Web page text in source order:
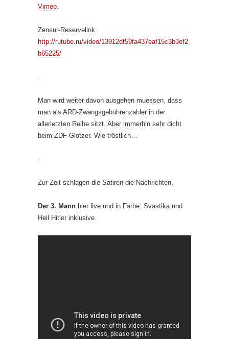
Vimeo.
Zensur-Reservelink:
http://rutube.ru/video/13912df59fa437eaf15c3b3ef2
b65225/
.
Man wird weiter davon ausgehen muessen, dass
man als ARD-Zwangsgebührenzahler in der
allerletzten Reihe sitzt. Aber immerhin sehr dicht
beim ZDF-Glotzer. Wie tröstlich…
.
Zur Zeit schlagen die Satiren die Nachrichten.
Der 3. Mann hier live und in Farbe: Svastika und
Heil Hitler inklusive.